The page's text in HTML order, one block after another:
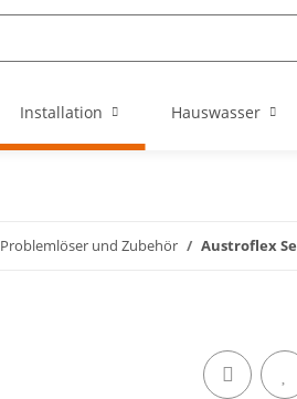
Installation Hauswasser
Problemlöser und Zubehör Austroflex